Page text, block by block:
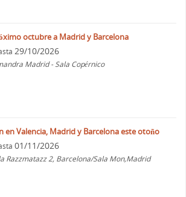
octubre a Madrid y Barcelona
29/10/2026
Madrid - Sala Copérnico
en Valencia, Madrid y Barcelona este otoño
01/11/2026
Razzmatazz 2, Barcelona/Sala Mon,Madrid